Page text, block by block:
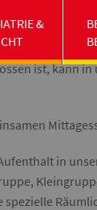
fungieren.
ist, kann
in
&